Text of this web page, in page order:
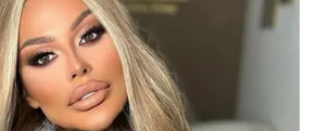
ಸಾಧ್ಯತೆಯನ್ನು 68% ರಷ್ಟು ಕಡಿಮೆ
asianet suvarna news ಅನ್ನು